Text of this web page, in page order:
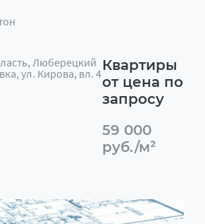
Люберецкий
ул. Кирова, вл. 4Квартиры
от цена по
запросу
59 000
руб./м²